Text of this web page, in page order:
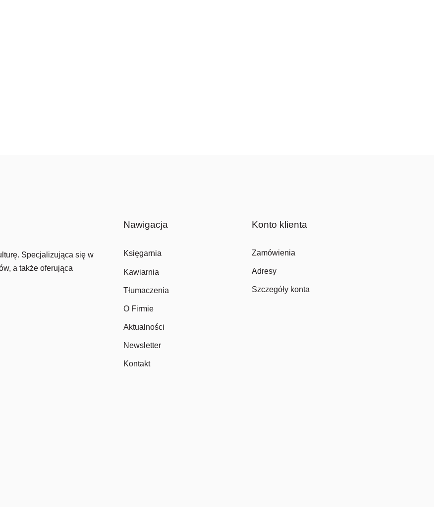
Specjalizująca się w
a także oferująca
Nawigacja
Księgarnia
Kawiarnia
Tłumaczenia
O Firmie
Aktualności
Newsletter
Kontakt
Konto klienta
Zamówienia
Adresy
Szczegóły konta